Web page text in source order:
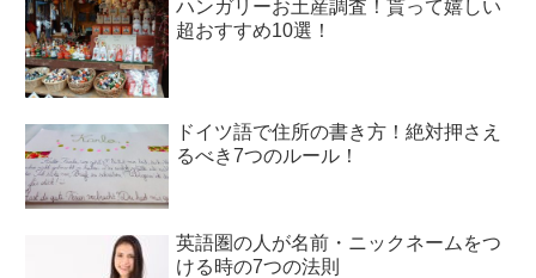
ハンガリーお土産調査！貰って嬉しい
超おすすめ10選！
ドイツ語で住所の書き方！絶対押さえ
るべき7つのルール！
英語圏の人が名前・ニックネームをつ
ける時の7つの法則